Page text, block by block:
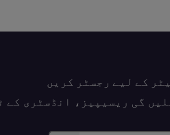
کے لیے رجسٹر کریں
گی ریسیپیز، انڈسٹری کے